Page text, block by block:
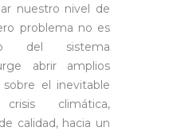
nuestro nivel de
problema no es
del sistema
abrir amplios
el inevitable
climática,
calidad, hacia un